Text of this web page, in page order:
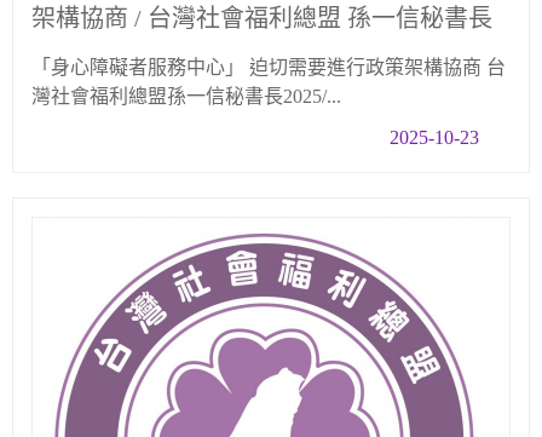
架構協商 / 台灣社會福利總盟 孫一信秘書長
「身心障礙者服務中心」 迫切需要進行政策架構協商 台
灣社會福利總盟孫一信秘書長2025/...
2025-10-23